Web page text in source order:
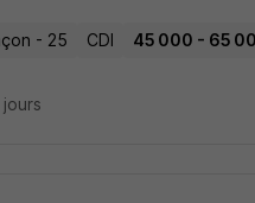
- 25 CDI 45 000 - 65